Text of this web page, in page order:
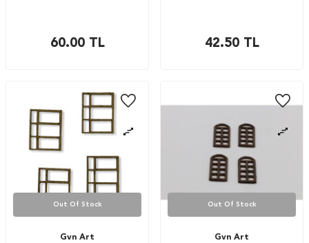
60.00TL 42.50TL
Out Of Stock
Gvn Art
Out Of Stock
Gvn Art